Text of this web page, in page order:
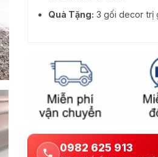
Quà Tặng: 3 gối decor trị
0982 625 913